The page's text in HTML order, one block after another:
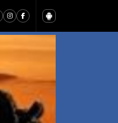
+Música)